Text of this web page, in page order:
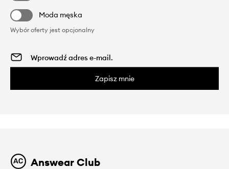
Moda męska
Wybór oferty jest opcjonalny
Zapisz mnie
Answear Club